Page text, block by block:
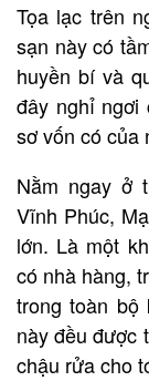
Tọa lạc trên
sạn này có
huyền bí và
đây nghỉ ngơi
sơ vốn có của
Nằm ngay ở
Vĩnh Phúc,
lớn. Là một
có nhà hàng,
trong toàn bộ
này đều được
chậu rửa cho